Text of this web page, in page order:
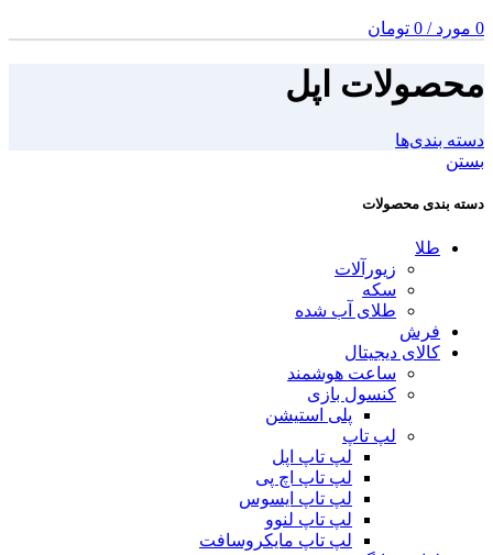
0 مورد /
0 تومان
محصولات اپل
دسته بندی‌ها
بستن
دسته بندی محصولات
طلا
زیورآلات
سکه
طلای آب شده
فرش
کالای دیجیتال
ساعت هوشمند
کنسول بازی
پلی استیشن
لپ تاپ
لپ تاپ اپل
لپ تاپ اچ پی
لپ تاپ ایسوس
لپ تاپ لنوو
لپ تاپ مایکروسافت